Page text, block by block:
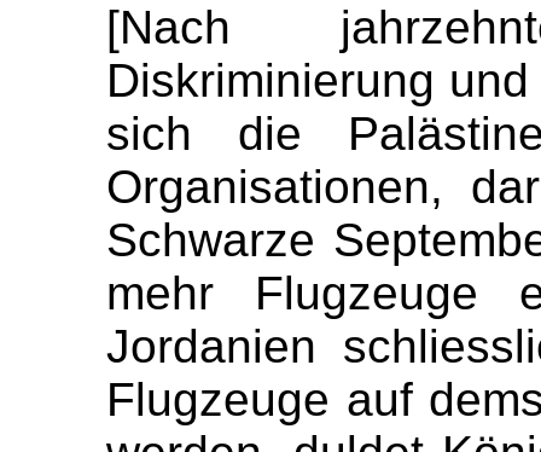
[Nach
Diskriminierung
sich die
Organisationen,
Schwarze
mehr Flugzeuge
Jordanien
Flugzeuge auf